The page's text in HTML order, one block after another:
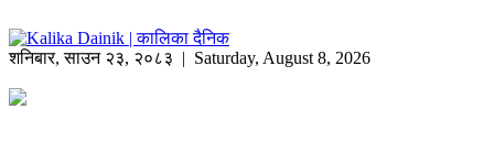
शनिबार,साउन २३, २०८३ | Saturday, August 8, 2026